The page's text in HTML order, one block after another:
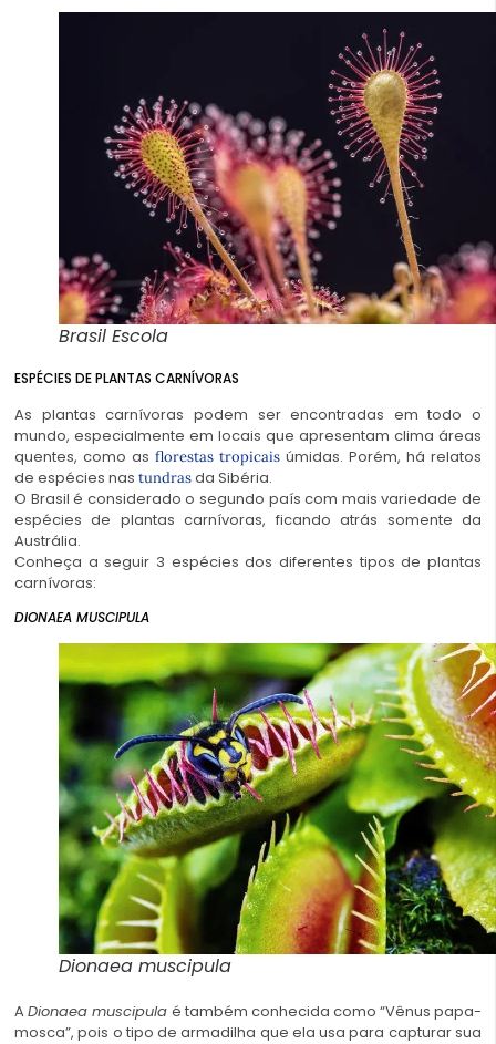
Brasil Escola
ESPÉCIES DE PLANTAS CARNÍVORAS
As plantas carnívoras podem ser encontradas em todo o
mundo, especialmente em locais que apresentam clima áreas
quentes, como as florestas tropicais úmidas. Porém, há relatos
de espécies nas tundrasda Sibéria.
O Brasil é considerado o segundo país com mais variedade de
espécies de plantas carnívoras, ficando atrás somente da
Austrália.
Conheça a seguir 3 espécies dos diferentes tipos de plantas
carnívoras:
DIONAEA MUSCIPULA
Dionaea muscipula
ADionaea muscipula é também conhecida como “Vênus papa-
mosca”, pois o tipo de armadilha que ela usa para capturar sua